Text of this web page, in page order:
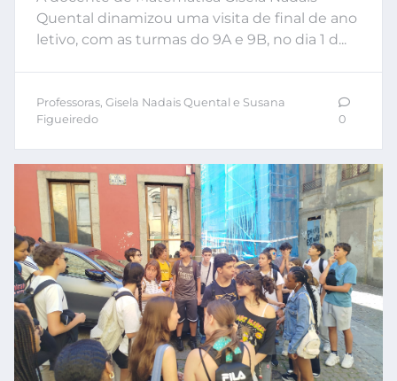
Quental dinamizou uma visita de final de ano
letivo, com as turmas do 9A e 9B, no dia 1 d...
Professoras, Gisela Nadais Quental e Susana
Figueiredo
0